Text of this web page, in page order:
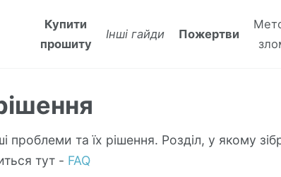
Купити
прошиту
Інші гайди Пожертви
проблеми та їх рішення. Розділ, у якому
тут - FAQ